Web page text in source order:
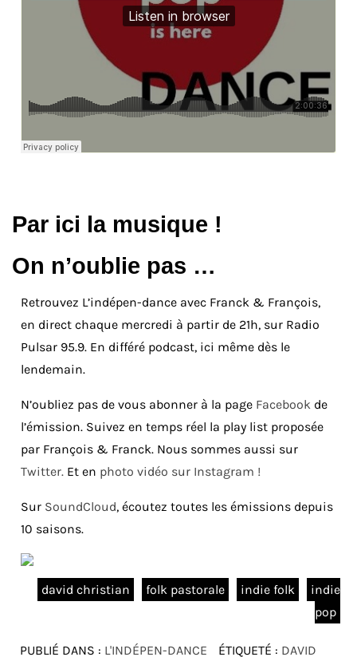
Par ici la musique !
On n’oublie pas …
Retrouvez L’indépen-dance avec Franck & François,
en direct chaque mercredi à partir de 21h, sur Radio
Pulsar 95.9. En différé podcast, ici même dès le
lendemain.
N’oubliez pas de vous abonner à la page Facebook de
l’émission. Suivez en temps réel la play list proposée
par François & Franck. Nous sommes aussi sur
Twitter. Et en photo vidéo sur Instagram !
Sur SoundCloud, écoutez toutes les émissions depuis
10 saisons.
david christian folk pastorale indie folk
indie
pop
PUBLIÉ DANS : L'INDÉPEN-DANCE ÉTIQUETÉ : DAVID